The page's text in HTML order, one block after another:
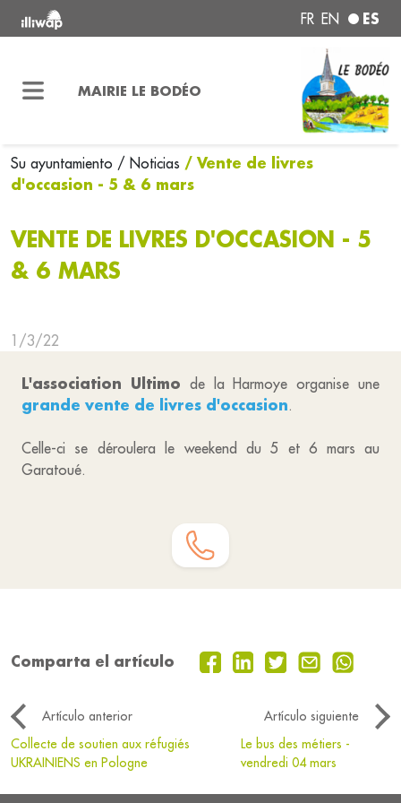
FR EN ES
MAIRIE LE BODÉO
Su ayuntamiento / Noticias / Vente de livres
d'occasion - 5 & 6 mars
VENTE DE LIVRES D'OCCASION - 5
& 6 MARS
1/3/22
L'association Ultimo de la Harmoye organise une
grande vente de livres d'occasion.
Celle-ci se déroulera le weekend du 5 et 6 mars au
Garatoué.
Comparta el artículo
Artículo anterior
Artículo siguiente
Collecte de soutien aux réfugiés
UKRAINIENS en Pologne
Le bus des métiers -
vendredi 04 mars